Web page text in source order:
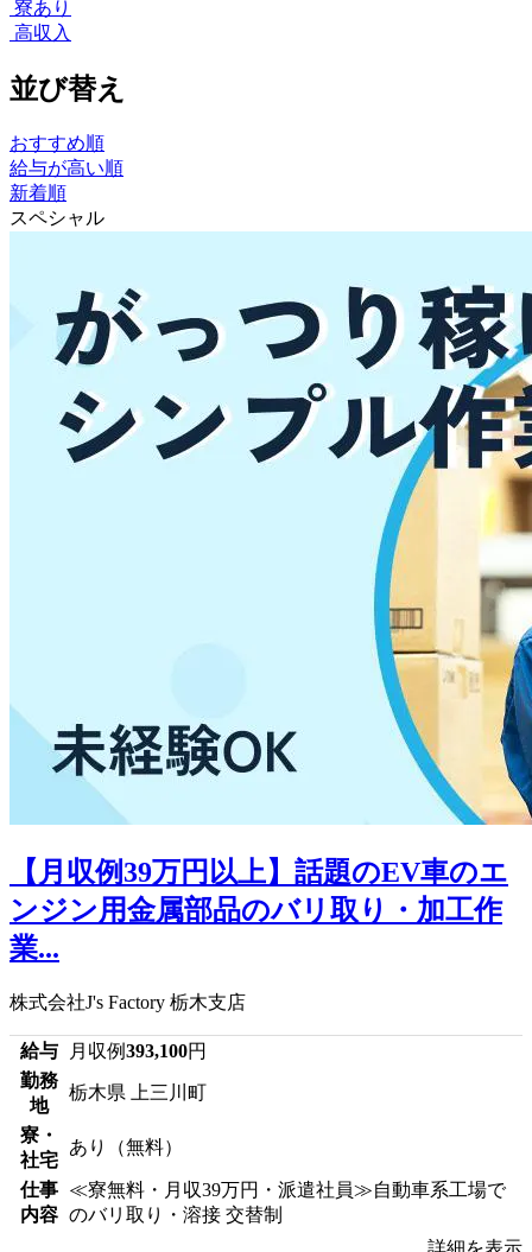
寮あり
高収入
並び替え
おすすめ順
給与が高い順
新着順
スペシャル
【月収例39万円以上】話題のEV車のエ
ンジン用金属部品のバリ取り・加工作
業...
株式会社J's Factory 栃木支店
給与 月収例393,100円
勤務
地
栃木県 上三川町
寮・
社宅
あり（無料）
仕事
内容
≪寮無料・月収39万円・派遣社員≫自動車系工場で
のバリ取り・溶接 交替制
詳細を表示